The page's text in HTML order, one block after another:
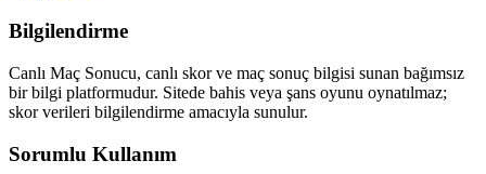
Bilgilendirme
Canlı Maç Sonucu, canlı skor ve maç sonuç bilgisi sunan bağımsız
bir bilgi platformudur. Sitede bahis veya şans oyunu oynatılmaz;
skor verileri bilgilendirme amacıyla sunulur.
Sorumlu Kullanım